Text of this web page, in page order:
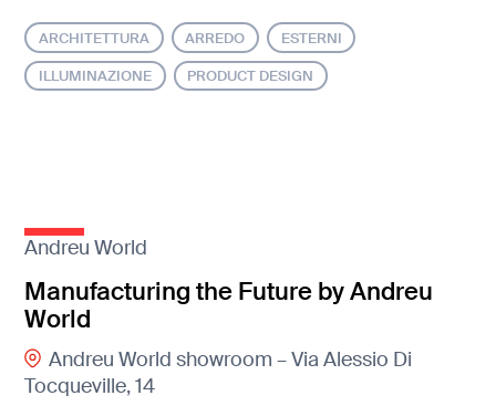
ARCHITETTURA ARREDO ESTERNI
ILLUMINAZIONE PRODUCT DESIGN
Andreu World
Manufacturing the Future by Andreu
World
Andreu World showroom – Via Alessio Di
Tocqueville, 14